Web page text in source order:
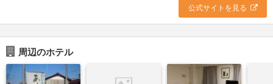
公式サイトを見る
周辺のホテル